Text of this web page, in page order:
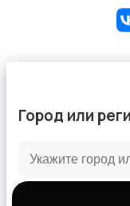
Город или
Все города